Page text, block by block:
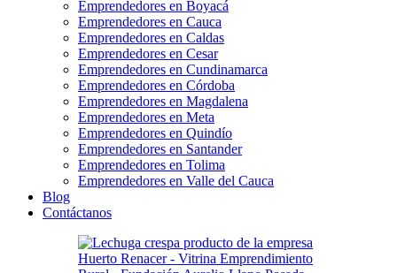
Emprendedores en Boyacá
Emprendedores en Cauca
Emprendedores en Caldas
Emprendedores en Cesar
Emprendedores en Cundinamarca
Emprendedores en Córdoba
Emprendedores en Magdalena
Emprendedores en Meta
Emprendedores en Quindío
Emprendedores en Santander
Emprendedores en Tolima
Emprendedores en Valle del Cauca
Blog
Contáctanos